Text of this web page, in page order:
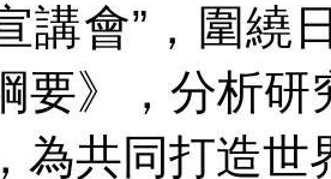
講會”，圍繞
要》，分析
為共同打造